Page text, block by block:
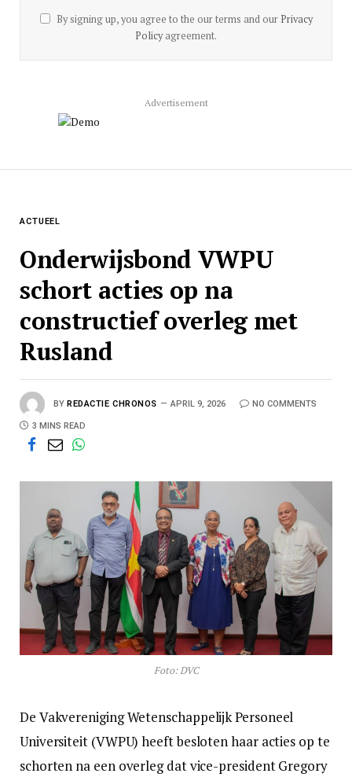
By signing up, you agree to the our terms and our Privacy
Policyagreement.
Advertisement
ACTUEEL
Onderwijsbond VWPU
schort acties op na
constructief overleg met
Rusland
BY REDACTIE CHRONOS APRIL 9, 2026 NO COMMENTS
3 MINS READ
Foto: DVC
De Vakvereniging Wetenschappelijk Personeel
Universiteit (VWPU) heeft besloten haar acties op te
schorten na een overleg dat vice-president Gregory